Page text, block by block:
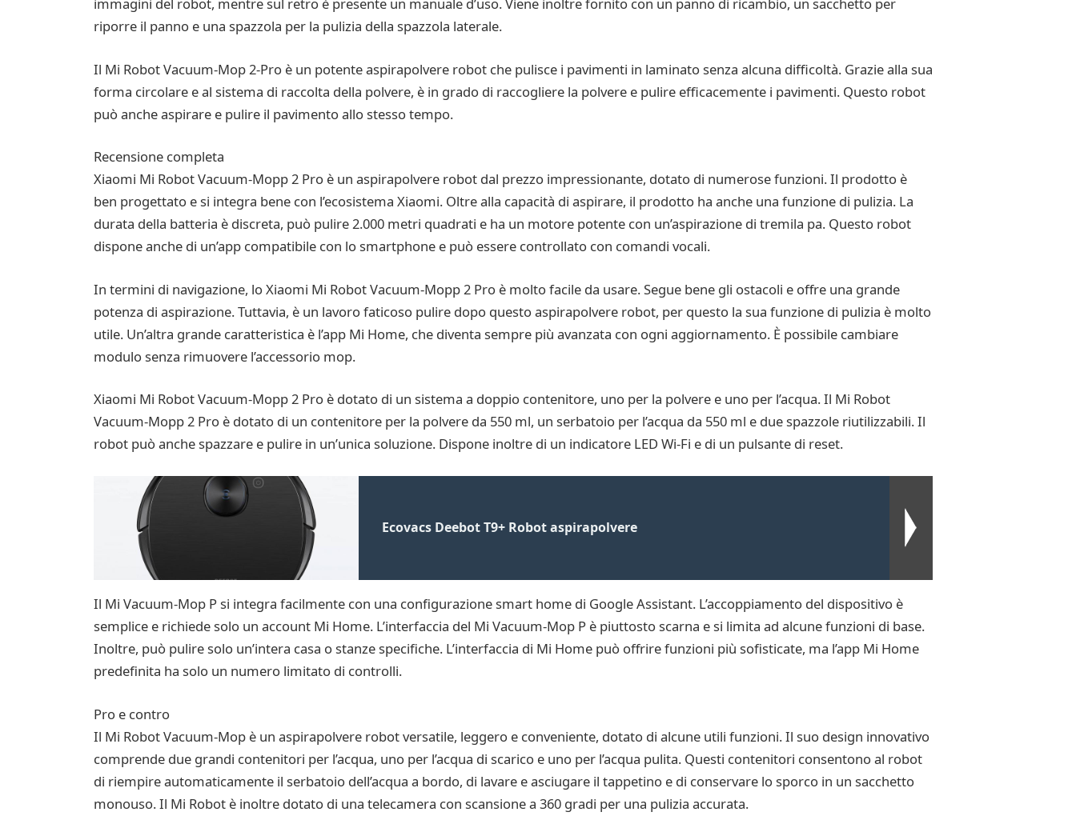
riporre il panno e una spazzola per la pulizia della spazzola laterale.
Il Mi Robot Vacuum-Mop 2-Pro è un potente aspirapolvere robot che pulisce i pavimenti in laminato senza alcuna difficoltà. Grazie alla sua
forma circolare e al sistema di raccolta della polvere, è in grado di raccogliere la polvere e pulire efficacemente i pavimenti. Questo robot
può anche aspirare e pulire il pavimento allo stesso tempo.
Recensione completa
Xiaomi Mi Robot Vacuum-Mopp 2 Pro è un aspirapolvere robot dal prezzo impressionante, dotato di numerose funzioni. Il prodotto è
ben progettato e si integra bene con l’ecosistema Xiaomi. Oltre alla capacità di aspirare, il prodotto ha anche una funzione di pulizia. La
durata della batteria è discreta, può pulire 2.000 metri quadrati e ha un motore potente con un’aspirazione di tremila pa. Questo robot
dispone anche di un’app compatibile con lo smartphone e può essere controllato con comandi vocali.
In termini di navigazione, lo Xiaomi Mi Robot Vacuum-Mopp 2 Pro è molto facile da usare. Segue bene gli ostacoli e offre una grande
potenza di aspirazione. Tuttavia, è un lavoro faticoso pulire dopo questo aspirapolvere robot, per questo la sua funzione di pulizia è molto
utile. Un’altra grande caratteristica è l’app Mi Home, che diventa sempre più avanzata con ogni aggiornamento. È possibile cambiare
modulo senza rimuovere l’accessorio mop.
Xiaomi Mi Robot Vacuum-Mopp 2 Pro è dotato di un sistema a doppio contenitore, uno per la polvere e uno per l’acqua. Il Mi Robot
Vacuum-Mopp 2 Pro è dotato di un contenitore per la polvere da 550 ml, un serbatoio per l’acqua da 550 ml e due spazzole riutilizzabili. Il
robot può anche spazzare e pulire in un’unica soluzione. Dispone inoltre di un indicatore LED Wi-Fi e di un pulsante di reset.
Ecovacs Deebot T9+ Robot aspirapolvere
Il Mi Vacuum-Mop P si integra facilmente con una configurazione smart home di Google Assistant. L’accoppiamento del dispositivo è
semplice e richiede solo un account Mi Home. L’interfaccia del Mi Vacuum-Mop P è piuttosto scarna e si limita ad alcune funzioni di base.
Inoltre, può pulire solo un’intera casa o stanze specifiche. L’interfaccia di Mi Home può offrire funzioni più sofisticate, ma l’app Mi Home
predefinita ha solo un numero limitato di controlli.
Pro e contro
Il Mi Robot Vacuum-Mop è un aspirapolvere robot versatile, leggero e conveniente, dotato di alcune utili funzioni. Il suo design innovativo
comprende due grandi contenitori per l’acqua, uno per l’acqua di scarico e uno per l’acqua pulita. Questi contenitori consentono al robot
di riempire automaticamente il serbatoio dell’acqua a bordo, di lavare e asciugare il tappetino e di conservare lo sporco in un sacchetto
monouso. Il Mi Robot è inoltre dotato di una telecamera con scansione a 360 gradi per una pulizia accurata.